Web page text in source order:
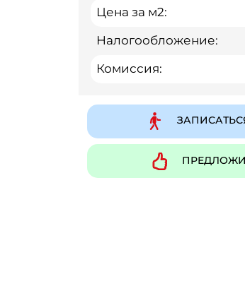
Цена за м2:
Налогообложение:
Комиссия: